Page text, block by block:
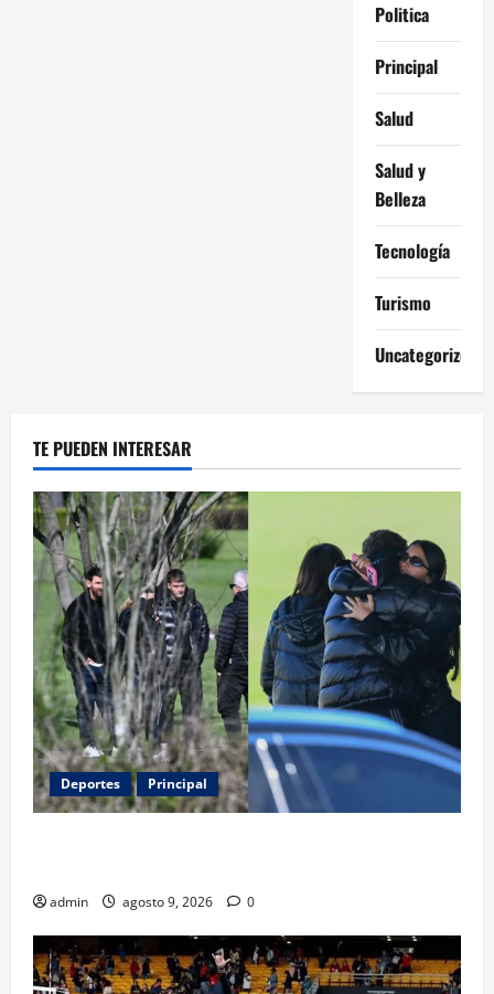
Politica
Principal
Salud
Salud y
Belleza
Tecnología
Turismo
Uncategorized
TE PUEDEN INTERESAR
Deportes Principal
admin agosto 9, 2026 0